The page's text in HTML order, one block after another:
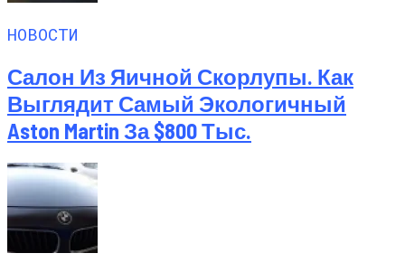
НОВОСТИ
Салон Из Яичной Скорлупы. Как
Выглядит Самый Экологичный
Aston Martin За $800 Тыс.